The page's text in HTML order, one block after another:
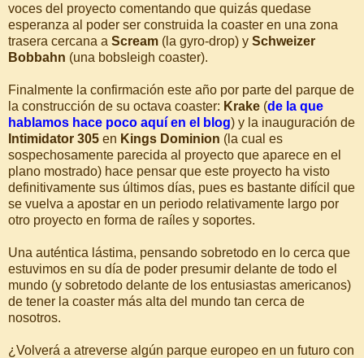
voces del proyecto comentando que quizás quedase
esperanza al poder ser construida la coaster en una zona
trasera cercana a Scream (la gyro-drop) y Schweizer
Bobbahn (una bobsleigh coaster).
Finalmente la confirmación este año por parte del parque de
la construcción de su octava coaster: Krake (de la que
hablamos hace poco aquí en el blog) y la inauguración de
Intimidator 305 en Kings Dominion (la cual es
sospechosamente parecida al proyecto que aparece en el
plano mostrado) hace pensar que este proyecto ha visto
definitivamente sus últimos días, pues es bastante difícil que
se vuelva a apostar en un periodo relativamente largo por
otro proyecto en forma de raíles y soportes.
Una auténtica lástima, pensando sobretodo en lo cerca que
estuvimos en su día de poder presumir delante de todo el
mundo (y sobretodo delante de los entusiastas americanos)
de tener la coaster más alta del mundo tan cerca de
nosotros.
¿Volverá a atreverse algún parque europeo en un futuro con